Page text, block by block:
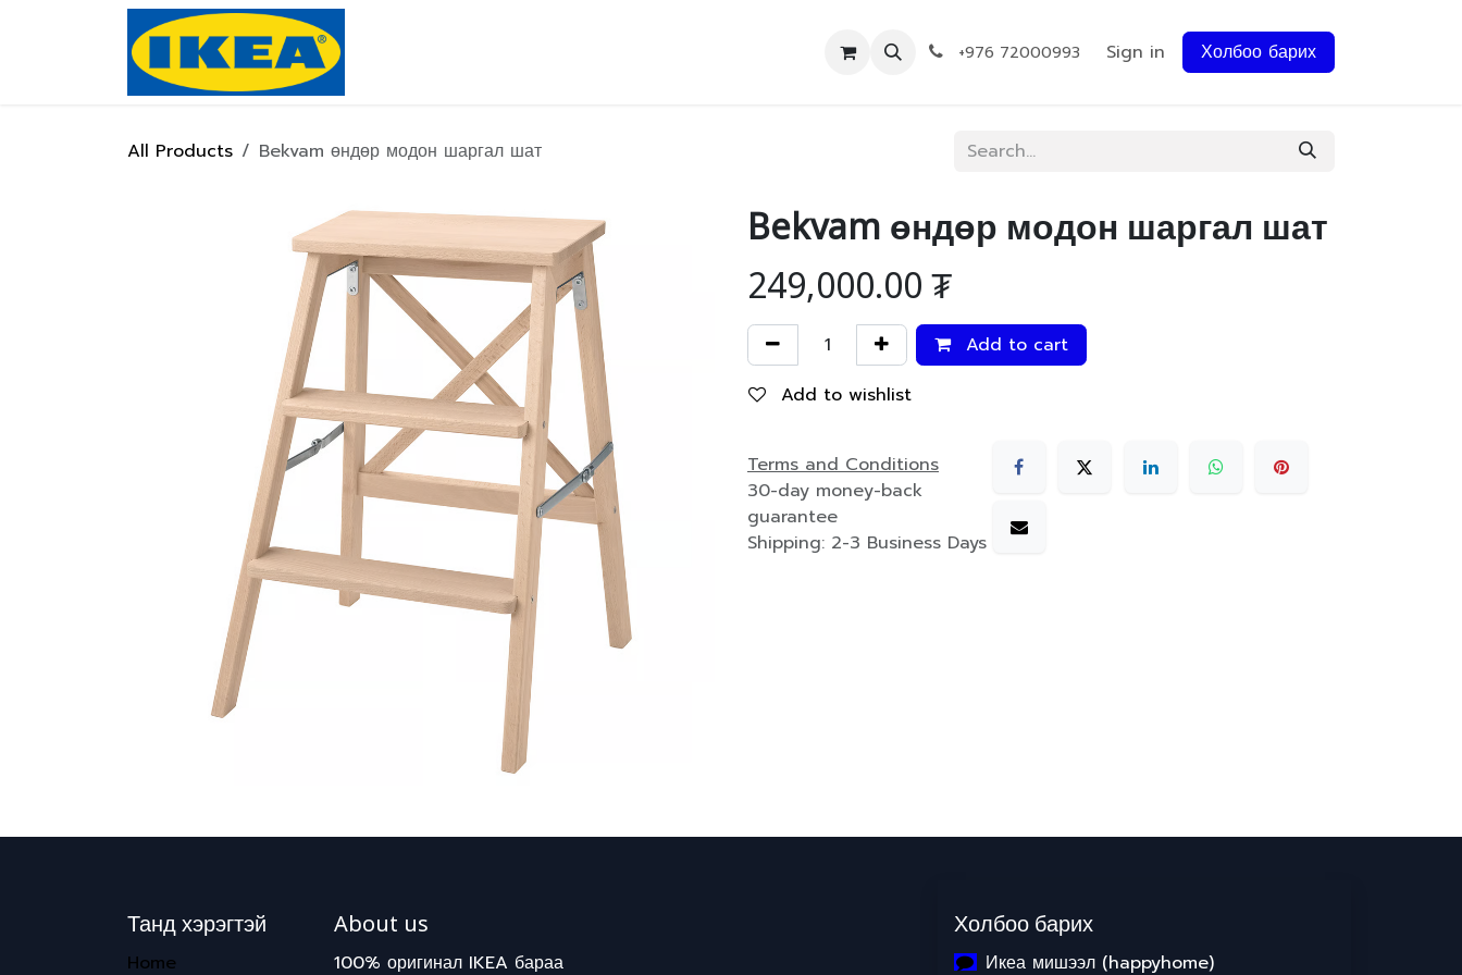
Skip to Content
+976 72000993 Sign in Холбоо барих
All Products Bekvam өндөр модон шаргал шат
Bekvam өндөр модон шаргал шат
249,000.00₮
Add to cart
Add to wishlist
Terms and Conditions
30-day money-back
guarantee
Shipping: 2-3 Business Days
Танд хэрэгтэй
Home
About us
100% оригинал IKEA бараа
Холбоо барих
Икеа мишээл (happyhome)